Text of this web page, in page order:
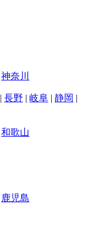
神奈川
| 長野 | 岐阜 | 静岡 |
和歌山
鹿児島